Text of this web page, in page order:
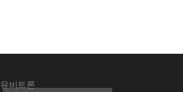
유비트론